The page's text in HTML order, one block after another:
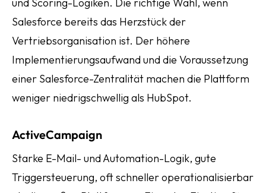
und Scoring-Logiken. Die richtige Wahl, wenn
Salesforce bereits das Herzstück der
Vertriebsorganisation ist. Der höhere
Implementierungsaufwand und die Voraussetzung
einer Salesforce-Zentralität machen die Plattform
weniger niedrigschwellig als HubSpot.
ActiveCampaign
Starke E-Mail- und Automation-Logik, gute
Triggersteuerung, oft schneller operationalisierbar